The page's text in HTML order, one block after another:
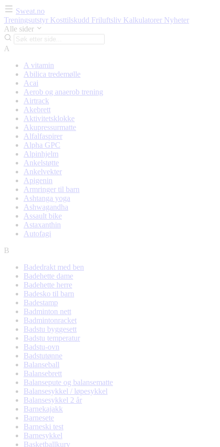
Sweat.no
Treningsutstyr Kosttilskudd Friluftsliv Kalkulatorer Nyheter
Alle sider
A
A vitamin
Abilica tredemølle
Acai
Aerob og anaerob trening
Airtrack
Akebrett
Aktivitetsklokke
Akupressurmatte
Alfalfaspirer
Alpha GPC
Alpinhjelm
Ankelstøtte
Ankelvekter
Apigenin
Armringer til barn
Ashtanga yoga
Ashwagandha
Assault bike
Astaxanthin
Autofagi
B
Badedrakt med ben
Badehette dame
Badehette herre
Badesko til barn
Badestamp
Badminton nett
Badmintonracket
Badstu byggesett
Badstu temperatur
Badstu-ovn
Badstutønne
Balanseball
Balansebrett
Balansepute og balansematte
Balansesykkel / løpesykkel
Balansesykkel 2 år
Barnekajakk
Barnesete
Barneski test
Barnesykkel
Basketballkurv